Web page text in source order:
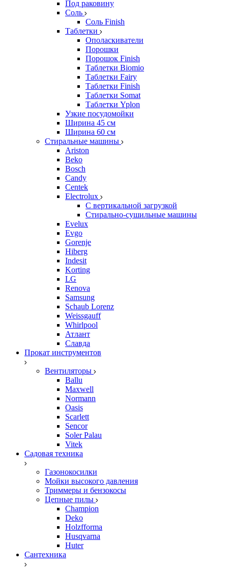
Под раковину
Соль
Соль Finish
Таблетки
Ополаскиватели
Порошки
Порошок Finish
Таблетки Biomio
Таблетки Fairy
Таблетки Finish
Таблетки Somat
Таблетки Yplon
Узкие посудомойки
Ширина 45 см
Ширина 60 см
Стиральные машины
Ariston
Beko
Bosch
Candy
Centek
Electrolux
С вертикальной загрузкой
Стирально-сушильные машины
Evelux
Evgo
Gorenje
Hiberg
Indesit
Korting
LG
Renova
Samsung
Schaub Lorenz
Weissgauff
Whirlpool
Атлант
Славда
Прокат инструментов
Вентиляторы
Ballu
Maxwell
Normann
Oasis
Scarlett
Sencor
Soler Palau
Vitek
Садовая техника
Газонокосилки
Мойки высокого давления
Триммеры и бензокосы
Цепные пилы
Champion
Deko
Holzfforma
Husqvarna
Huter
Сантехника